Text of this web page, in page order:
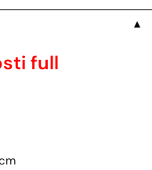
▼
full